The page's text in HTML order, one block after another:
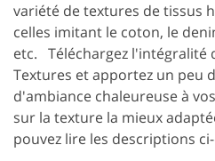
variété de textures de tissus
celles imitant le coton, le
etc. Téléchargez l'intégralité
Textures et apportez un peu
d'ambiance chaleureuse à
sur la texture la mieux
pouvez lire les descriptions